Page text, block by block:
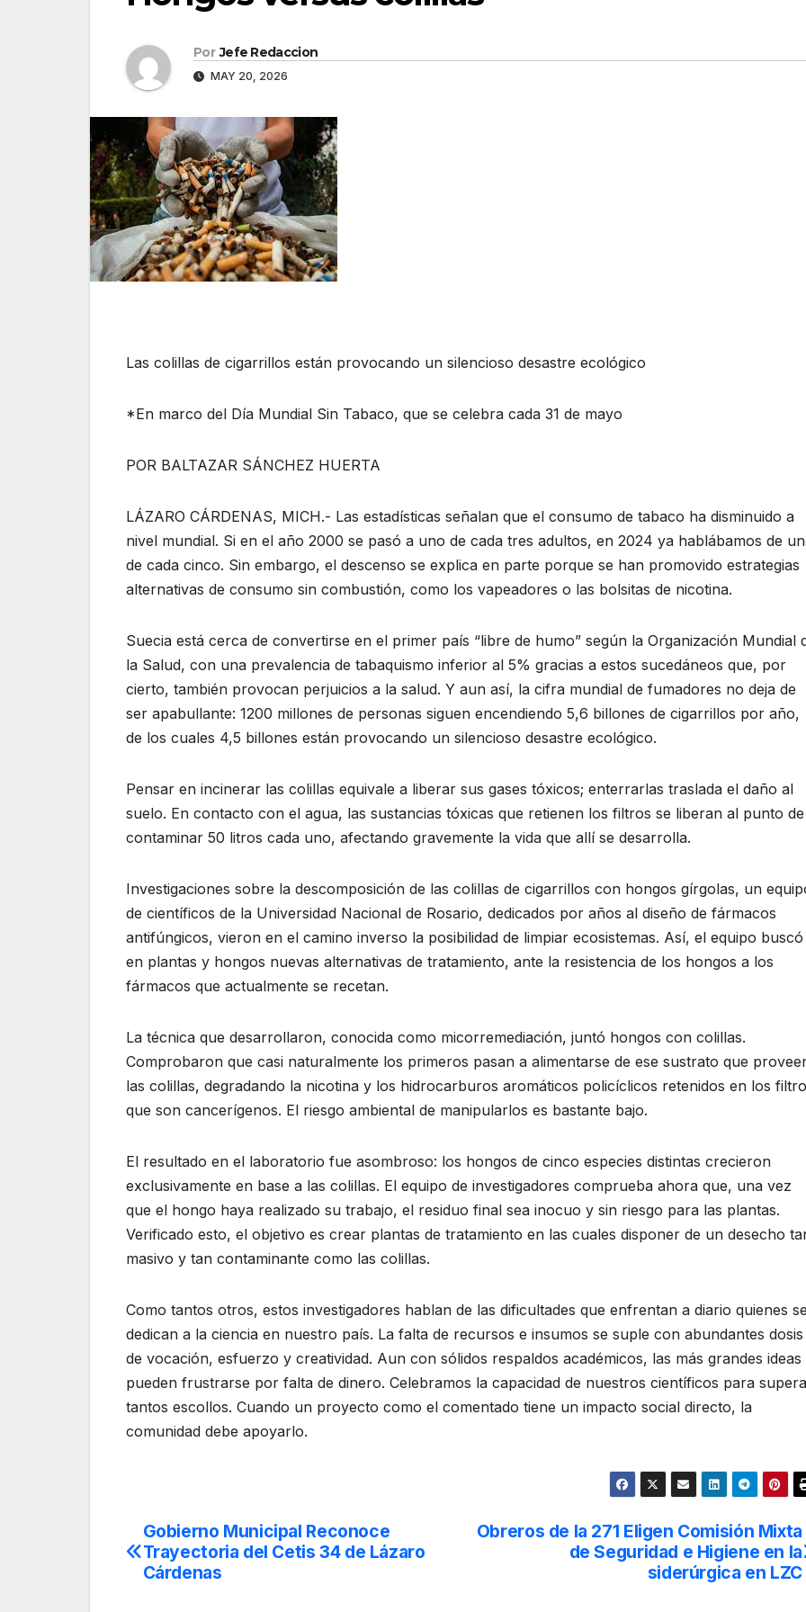
Por Jefe Redaccion
MAY 20, 2026
Las colillas de cigarrillos están provocando un silencioso desastre ecológico
*En marco del Día Mundial Sin Tabaco, que se celebra cada 31 de mayo
POR BALTAZAR SÁNCHEZ HUERTA
LÁZARO CÁRDENAS, MICH.- Las estadísticas señalan que el consumo de tabaco ha disminuido a
nivel mundial. Si en el año 2000 se pasó a uno de cada tres adultos, en 2024 ya hablábamos de
de cada cinco. Sin embargo, el descenso se explica en parte porque se han promovido estrategias
alternativas de consumo sin combustión, como los vapeadores o las bolsitas de nicotina.
Suecia está cerca de convertirse en el primer país “libre de humo” según la Organización Mundial
la Salud, con una prevalencia de tabaquismo inferior al 5% gracias a estos sucedáneos que, por
cierto, también provocan perjuicios a la salud. Y aun así, la cifra mundial de fumadores no deja de
ser apabullante: 1200 millones de personas siguen encendiendo 5,6 billones de cigarrillos por año,
de los cuales 4,5 billones están provocando un silencioso desastre ecológico.
Pensar en incinerar las colillas equivale a liberar sus gases tóxicos; enterrarlas traslada el daño al
suelo. En contacto con el agua, las sustancias tóxicas que retienen los filtros se liberan al punto de
contaminar 50 litros cada uno, afectando gravemente la vida que allí se desarrolla.
Investigaciones sobre la descomposición de las colillas de cigarrillos con hongos gírgolas, un
de científicos de la Universidad Nacional de Rosario, dedicados por años al diseño de fármacos
antifúngicos, vieron en el camino inverso la posibilidad de limpiar ecosistemas. Así, el equipo buscó
en plantas y hongos nuevas alternativas de tratamiento, ante la resistencia de los hongos a los
fármacos que actualmente se recetan.
La técnica que desarrollaron, conocida como micorremediación, juntó hongos con colillas.
Comprobaron que casi naturalmente los primeros pasan a alimentarse de ese sustrato que
las colillas, degradando la nicotina y los hidrocarburos aromáticos policíclicos retenidos en los
que son cancerígenos. El riesgo ambiental de manipularlos es bastante bajo.
El resultado en el laboratorio fue asombroso: los hongos de cinco especies distintas crecieron
exclusivamente en base a las colillas. El equipo de investigadores comprueba ahora que, una vez
que el hongo haya realizado su trabajo, el residuo final sea inocuo y sin riesgo para las plantas.
Verificado esto, el objetivo es crear plantas de tratamiento en las cuales disponer de un desecho
masivo y tan contaminante como las colillas.
Como tantos otros, estos investigadores hablan de las dificultades que enfrentan a diario quienes se
dedican a la ciencia en nuestro país. La falta de recursos e insumos se suple con abundantes dosis
de vocación, esfuerzo y creatividad. Aun con sólidos respaldos académicos, las más grandes ideas
pueden frustrarse por falta de dinero. Celebramos la capacidad de nuestros científicos para
tantos escollos. Cuando un proyecto como el comentado tiene un impacto social directo, la
comunidad debe apoyarlo.
Navegación
de
Obreros de la 271 Eligen Comisión Mixta
de Seguridad e Higiene en la
siderúrgica en LZC
Gobierno Municipal Reconoce
Trayectoria del Cetis 34 de Lázaro
Cárdenas